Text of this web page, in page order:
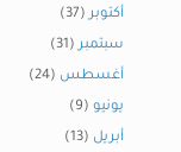
أكتوبر(37)
سبتمبر(31)
أغسطس (24)
يونيو (9)
أبريل (13)